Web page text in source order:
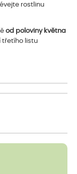
rostlinu
od poloviny května
třetího listu